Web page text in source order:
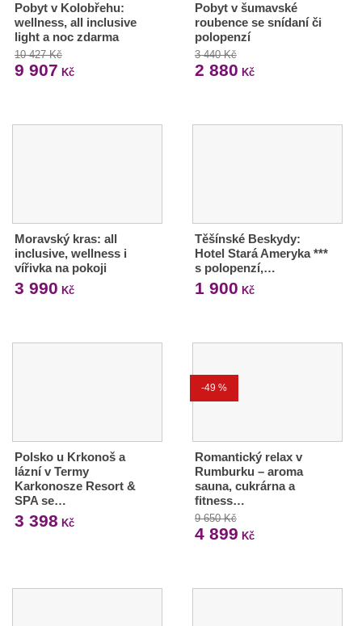
Pobyt v Kolobřehu:
wellness, all inclusive
light a noc zdarma
10 427 Kč
9 907 Kč
Pobyt v šumavské
roubence se snídaní či
polopenzí
3 440 Kč
2 880 Kč
Moravský kras: all
inclusive, wellness i
vířivka na pokoji
3 990 Kč
Těšínské Beskydy:
Hotel Stará Ameryka ***
s polopenzí,…
1 900 Kč
Polsko u Krkonoš a
lázní v Termy
Karkonosze Resort &
SPA se…
3 398 Kč
-49 %
Romantický relax v
Rumburku – aroma
sauna, cukrárna a
fitness…
9 650 Kč
4 899 Kč